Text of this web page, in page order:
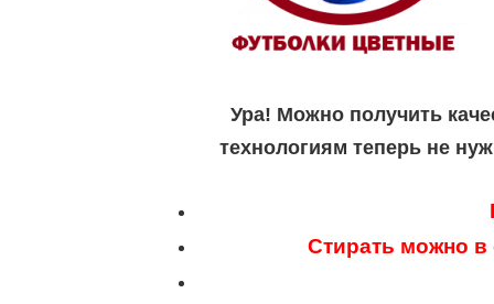
Ура! Можно получить
технологиям теперь не
Стирать можно в